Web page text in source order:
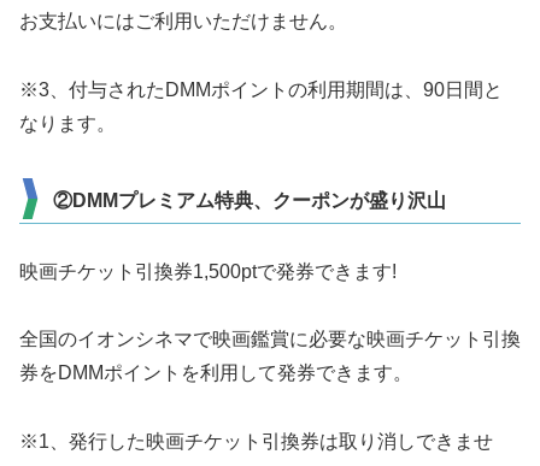
お支払いにはご利用いただけません。
※3、付与されたDMMポイントの利用期間は、90日間と
なります。
②DMMプレミアム特典、クーポンが盛り沢山
映画チケット引換券1,500ptで発券できます!
全国のイオンシネマで映画鑑賞に必要な映画チケット引換
券をDMMポイントを利用して発券できます。
※1、発行した映画チケット引換券は取り消しできませ